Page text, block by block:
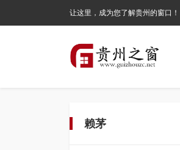
让这里，成为您了解贵州的窗口！
赖茅